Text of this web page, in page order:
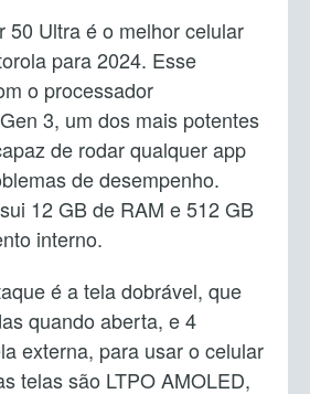
50 Ultra é o melhor celular
para 2024. Esse
o processador
3, um dos mais potentes
de rodar qualquer app
de desempenho.
12 GB de RAM e 512 GB
interno.
é a tela dobrável, que
quando aberta, e 4
externa, para usar o celular
telas são LTPO AMOLED,